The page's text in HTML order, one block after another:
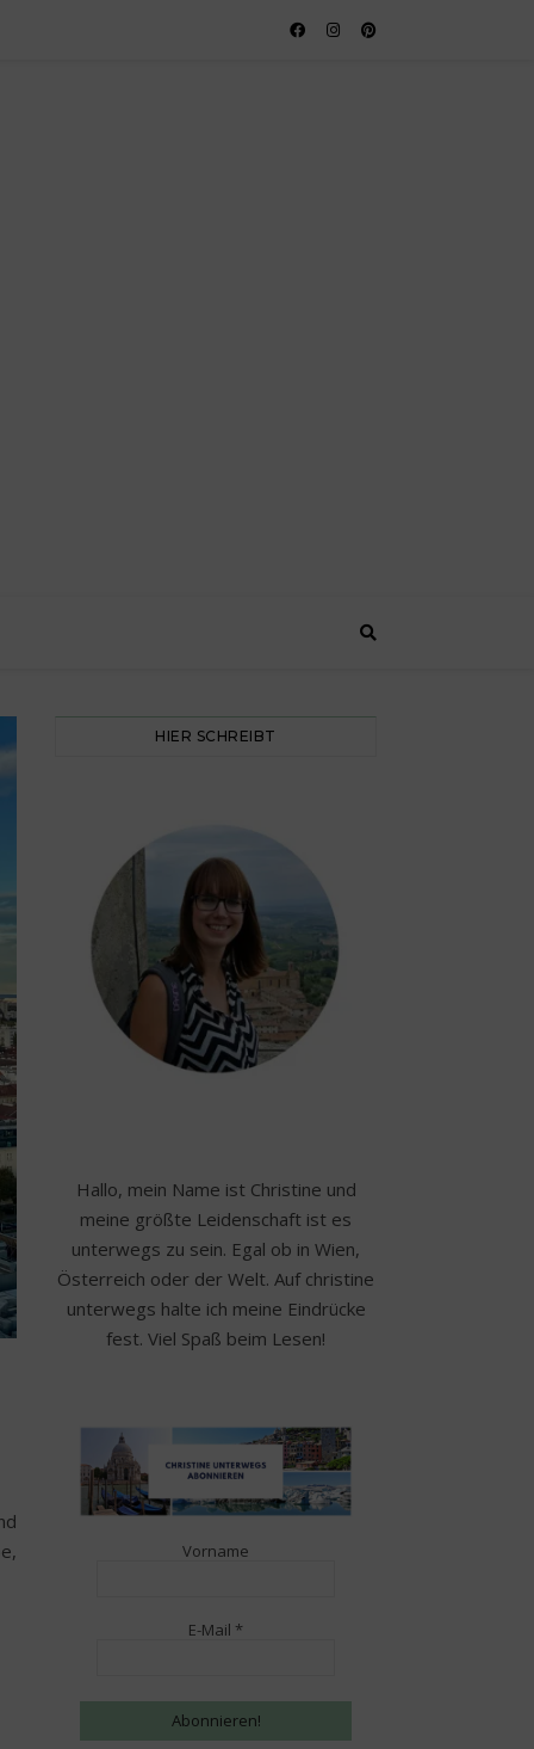
HIER SCHREIBT
Hallo, mein Name ist Christine und
meine größte Leidenschaft ist es
unterwegs zu sein. Egal ob in Wien,
Österreich oder der Welt. Auf christine
unterwegs halte ich meine Eindrücke
fest. Viel Spaß beim Lesen!
Vorname
E-Mail *